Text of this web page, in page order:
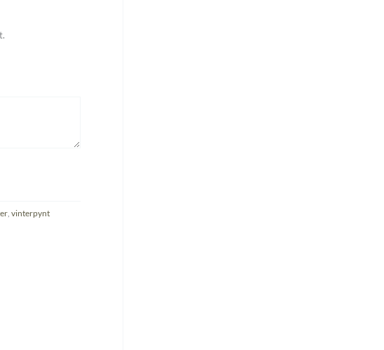
,vinterpynt